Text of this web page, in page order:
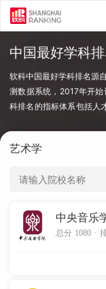
中国最好学科排
软科中国最好学科排名源
测数据系统，2017年开
科排名的指标体系包括人
端人才等指标类别，使
好学科排名采用的学科口
对象是在该学科设有研
业学位类别，涉及超过
艺术学
中央音乐
总分 1080 .